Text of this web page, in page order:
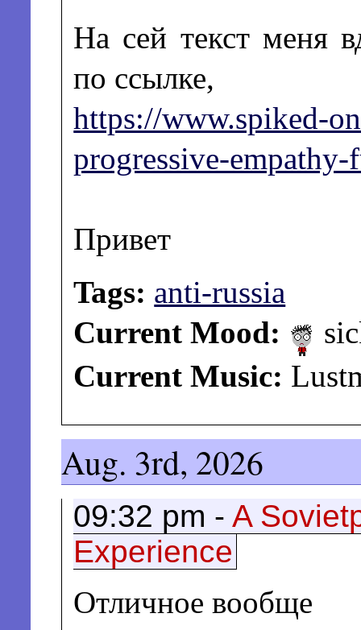
На сей текст меня
по ссылке,
https://www.spiked-
progressive-empathy-
Привет
Tags: anti-russia
Current Mood:
Current Music:
Aug. 3rd, 2026
09:32 pm -A
Experience
Отличное вообще